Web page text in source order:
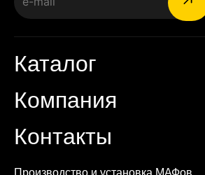
Каталог
Компания
Контакты